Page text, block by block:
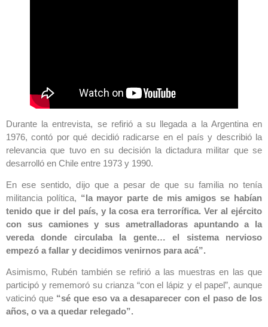
Durante la entrevista, se refirió a su llegada a la Argentina en
1976, contó por qué decidió radicarse en el país y describió la
relevancia que tuvo en su decisión la dictadura militar que se
desarrolló en Chile entre 1973 y 1990.
En ese sentido, dijo que a pesar de que su familia no tenía
militancia política, “la mayor parte de mis amigos se habían
tenido que ir del país, y la cosa era terrorífica. Ver al ejército
con sus camiones y sus ametralladoras apuntando a la
vereda donde circulaba la gente… el sistema nervioso
empezó a fallar y decidimos venirnos para acá”.
Asimismo, Rubén también se refirió a las muestras en las que
participó y rememoró su crianza “con el lápiz y el papel”, aunque
vaticinó que “sé que eso va a desaparecer con el paso de los
años, o va a quedar relegado”.